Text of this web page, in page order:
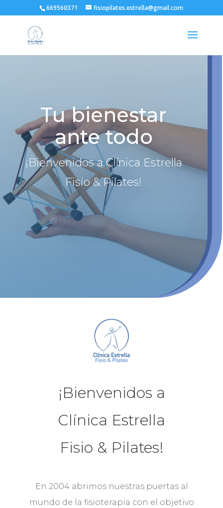
669560371 fisiopilates.estrella@gmail.com
Tu bienestar
ante todo
¡Bienvenidos a Clínica Estrella
Fisio & Pilates!
¡Bienvenidos a
Clínica Estrella
Fisio & Pilates!
En 2004 abrimos nuestras puertas al
mundo de la fisioterapia con el objetivo